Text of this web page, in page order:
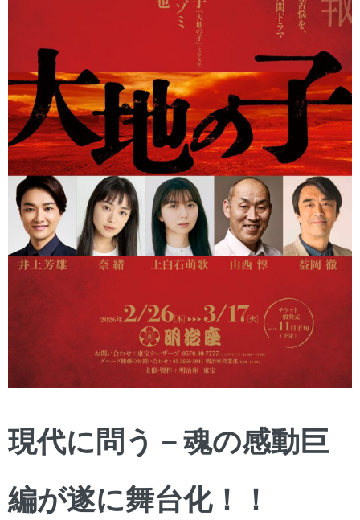
現代に問う－魂の感動巨
編が遂に舞台化！！